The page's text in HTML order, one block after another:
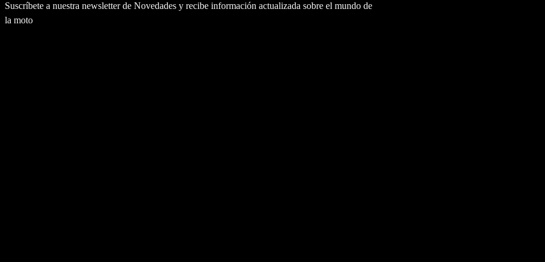
Suscríbete a nuestra newsletter de Novedades y recibe información actualizada sobre el mundo de
la moto